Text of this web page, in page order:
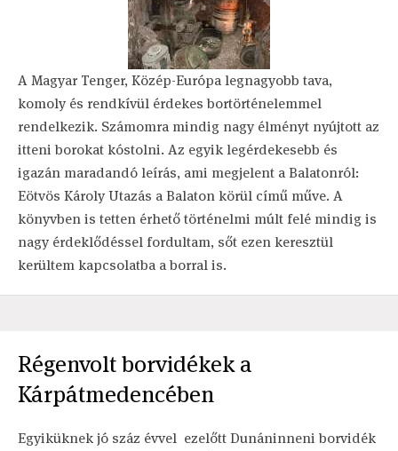
A Magyar Tenger, Közép-Európa legnagyobb tava,
komoly és rendkívül érdekes bortörténelemmel
rendelkezik. Számomra mindig nagy élményt nyújtott az
itteni borokat kóstolni. Az egyik legérdekesebb és
igazán maradandó leírás, ami megjelent a Balatonról:
Eötvös Károly Utazás a Balaton körül című műve. A
könyvben is tetten érhető történelmi múlt felé mindig is
nagy érdeklődéssel fordultam, sőt ezen keresztül
kerültem kapcsolatba a borral is.
Régenvolt borvidékek a
Kárpátmedencében
Egyiküknek jó száz évvel ezelőtt Dunáninneni borvidék